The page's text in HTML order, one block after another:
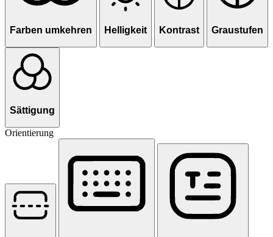
Farben umkehren Helligkeit Kontrast Graustufen
Sättigung
Orientierung